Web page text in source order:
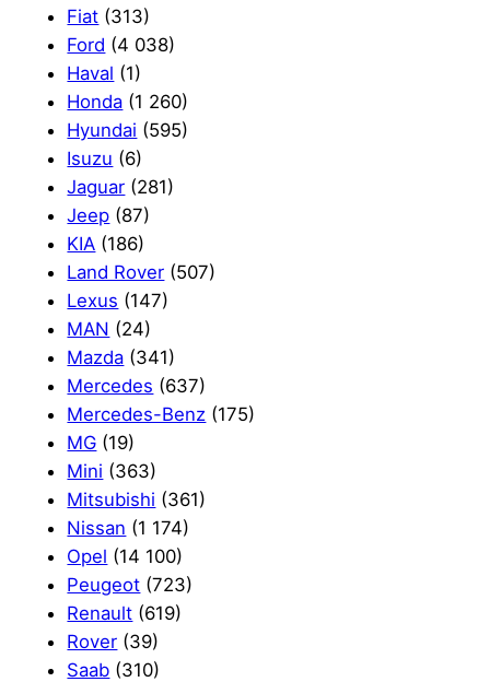
Fiat (313)
Ford (4 038)
Haval (1)
Honda (1 260)
Hyundai (595)
Isuzu (6)
Jaguar (281)
Jeep (87)
KIA (186)
Land Rover (507)
Lexus (147)
MAN (24)
Mazda (341)
Mercedes (637)
Mercedes-Benz (175)
MG (19)
Mini (363)
Mitsubishi (361)
Nissan (1 174)
Opel (14 100)
Peugeot (723)
Renault (619)
Rover (39)
Saab (310)